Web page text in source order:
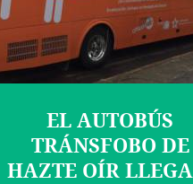
EL AUTOBÚS
TRÁNSFOBO DE
HAZTE OÍR